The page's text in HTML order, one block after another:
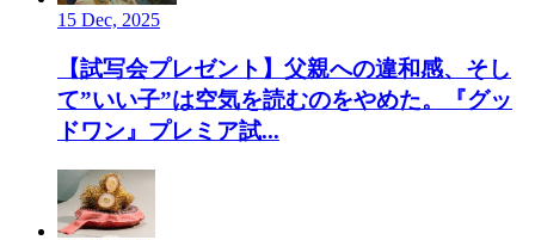
15 Dec, 2025
【試写会プレゼント】父親への違和感、そし
て”いい子”は空気を読むのをやめた。『グッ
ドワン』プレミア試...